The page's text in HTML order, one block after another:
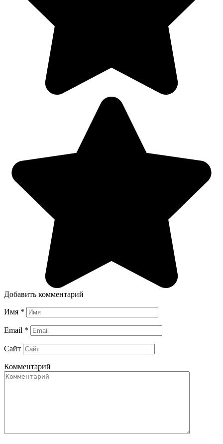
Добавить комментарий
Имя *
Email *
Сайт
Комментарий